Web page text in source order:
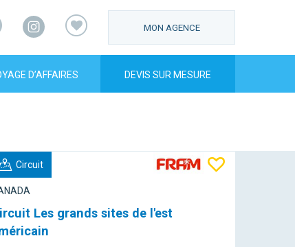
Facebook
Instagram
MON AGENCE
D’AFFAIRES DEVIS SUR MESURE
Circuit
Les grands sites de l'est